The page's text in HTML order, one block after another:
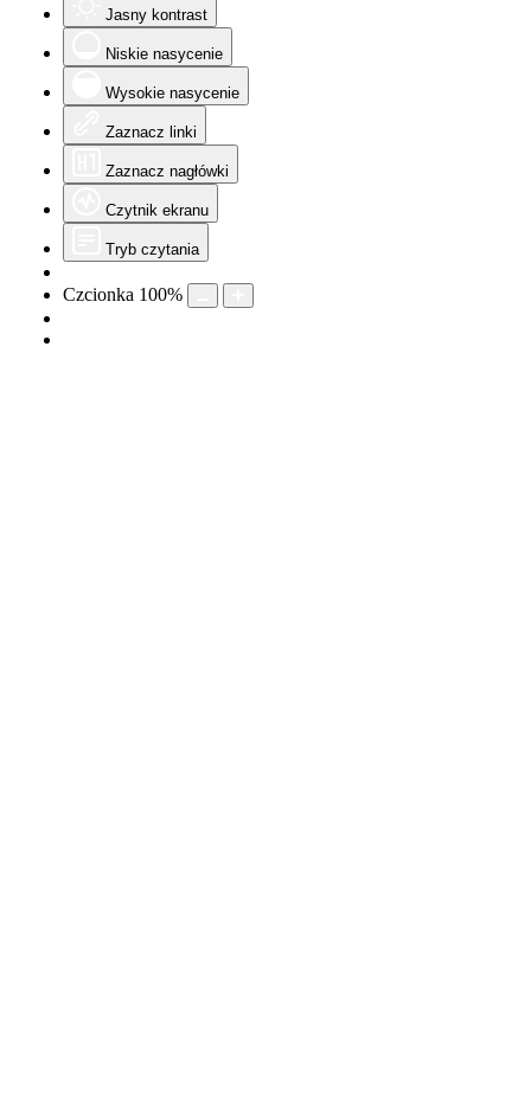
Jasny kontrast
Niskie nasycenie
Wysokie nasycenie
Zaznacz linki
Zaznacz nagłówki
Czytnik ekranu
Tryb czytania
Czcionka 100%